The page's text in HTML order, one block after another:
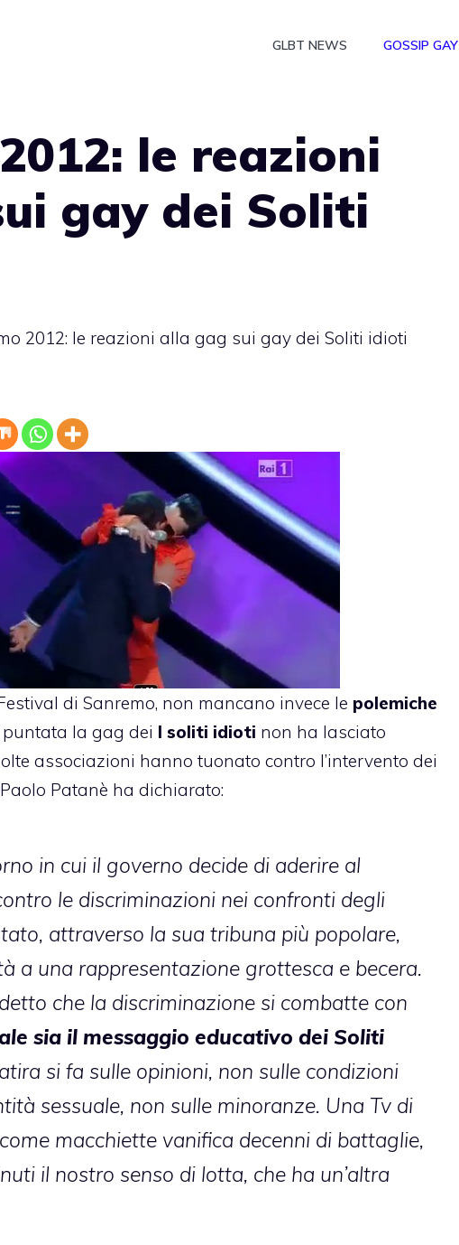
GLBT NEWS GOSSIP GAY
le reazioni
gay dei Soliti
2012: le reazioni alla gag sui gay dei Soliti idioti
di Sanremo, non mancano invece le polemiche
la gag dei I soliti idioti non ha lasciato
associazioni hanno tuonato contro l’intervento dei
Paolo Patanè ha dichiarato:
in cui il governo decide di aderire al
le discriminazioni nei confronti degli
attraverso la sua tribuna più popolare,
a una rappresentazione grottesca e becera.
che la discriminazione si combatte con
sia il messaggio educativo dei Soliti
si fa sulle opinioni, non sulle condizioni
sessuale, non sulle minoranze. Una Tv di
macchiette vanifica decenni di battaglie,
il nostro senso di lotta, che ha un’altra